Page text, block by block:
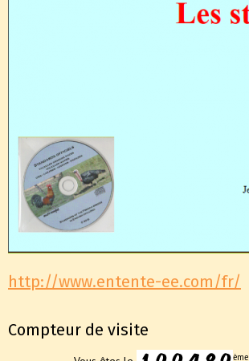
http://www.entente-ee.com/fr/
Compteur de visite
ème